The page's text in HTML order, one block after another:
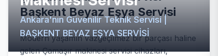
Ankara'nın Güvenilir Teknik Servisi |
BAŞKENT BEYAZ EŞYA SERVİSİ
Başkent Beyaz Eşya Servisi
Modern yaşamın vazgeçilmez bir parçası haline
gelen Çamaşır makinesi servisi cihazları,